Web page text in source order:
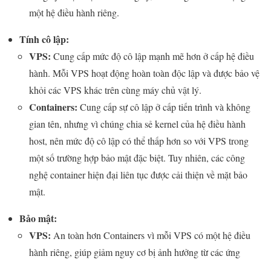
một hệ điều hành riêng.
Tính cô lập:
VPS: Cung cấp mức độ cô lập mạnh mẽ hơn ở cấp hệ điều
hành. Mỗi VPS hoạt động hoàn toàn độc lập và được bảo vệ
khỏi các VPS khác trên cùng máy chủ vật lý.
Containers: Cung cấp sự cô lập ở cấp tiến trình và không
gian tên, nhưng vì chúng chia sẻ kernel của hệ điều hành
host, nên mức độ cô lập có thể thấp hơn so với VPS trong
một số trường hợp bảo mật đặc biệt. Tuy nhiên, các công
nghệ container hiện đại liên tục được cải thiện về mặt bảo
mật.
Bảo mật:
VPS: An toàn hơn Containers vì mỗi VPS có một hệ điều
hành riêng, giúp giảm nguy cơ bị ảnh hưởng từ các ứng